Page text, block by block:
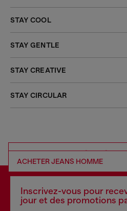
STAY COOL
STAY GENTLE
STAY CREATIVE
STAY CIRCULAR
ACHETER DENIM RESPONSABLE
ACHETER JEANS HOMME
Inscrivez-vous pour
jour et des promotions